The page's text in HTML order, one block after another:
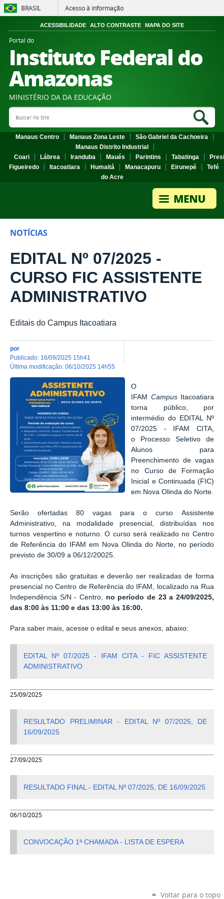
BRASIL Acesso à informação
ACESSIBILIDADE ALTO CONTRASTE MAPA DO SITE
Portal do
Instituto Federal do
Amazonas
MINISTÉRIO DA DA EDUCAÇÃO
Search Site
Manaus Centro Manaus Zona Leste
São Gabriel da Cachoeira
Manaus Distrito Industrial
Coari
Lábrea Iranduba Maués Parintins Tabatinga
Figueiredo
Itacoatiara Humaitá Manacapuru Eirunepé
Tefé
do Acre
NOTÍCIAS
EDITAL Nº 07/2025 -
CURSO FIC ASSISTENTE
ADMINISTRATIVO
Editais do Campus Itacoatiara
por
publicado: 16/09/2025 15h41
última modificação: 06/10/2025 14h55
O
IFAM CampusItacoatiara
torna público, por
intermédio do EDITAL Nº
07/2025 - IFAM CITA,
o
Processo Seletivo de
Alunos para
Preenchimento de vagas
no Curso de Formação
Inicial e Continuada (FIC)
em Nova Olinda do Norte.
Serão ofertadas 80 vagas para o curso Assistente
Administrativo, na modalidade presencial, distribuídas nos
turnos vespertino e noturno. O curso será realizado no Centro
de Referência do IFAM em Nova Olinda do Norte, no período
previsto de 30/09 a 06/12/20025.
As inscrições são gratuitas e deverão ser realizadas de forma
presencial no Centro de Referência do IFAM, localizado na Rua
Independência S/N - Centro, no período de 23 a 24/09/2025,
das 8:00 às 11:00 e das 13:00 às 16:00.
Para saber mais, acesse o edital e seus anexos, abaixo:
EDITAL Nº 07/2025 - IFAM CITA - FIC ASSISTENTE
ADMINISTRATIVO
25/09/2025
RESULTADO PRELIMINAR - EDITAL Nº 07/2025, DE
16/09/2025
27/09/2025
RESULTADO FINAL - EDITAL Nº 07/2025, DE 16/09/2025
06/10/2025
CONVOCAÇÃO 1ª CHAMADA - LISTA DE ESPERA
Voltar para o topo